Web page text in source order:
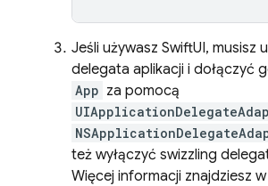
Jeśli używasz SwiftUI, musisz
delegata aplikacji i dołączyć
App za pomocą
też wyłączyć swizzling
Więcej informacji znajdziesz w